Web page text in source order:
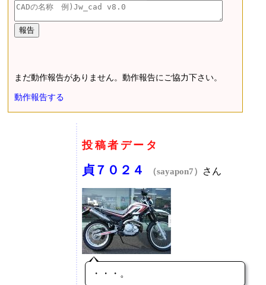
まだ動作報告がありません。動作報告にご協力下さい。
動作報告する
投稿者データ
貞７０２４ （sayapon7） さん
・・・。